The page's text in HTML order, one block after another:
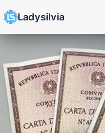
Ladysilvia